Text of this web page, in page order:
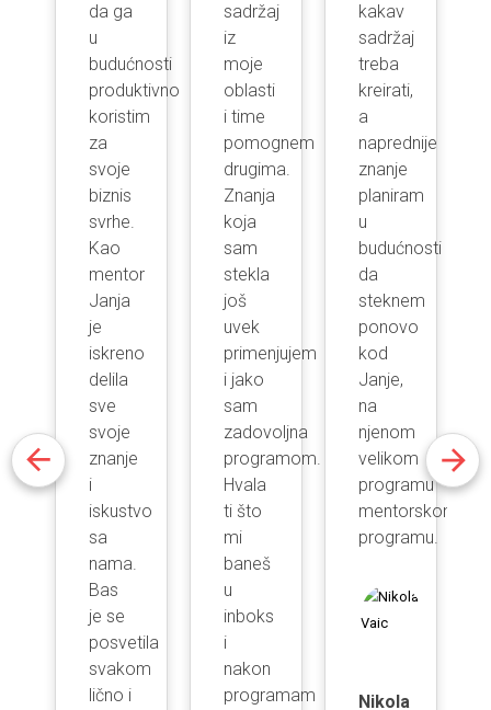
da ga
u
budućnosti
produktivno
koristim
za
svoje
biznis
svrhe.
Kao
mentor
Janja
je
iskreno
delila
sve
svoje
znanje
i
iskustvo
sa
nama.
Bas
je se
posvetila
svakom
lično i
sadržaj
iz
moje
oblasti
i time
pomognem
drugima.
Znanja
koja
sam
stekla
još
uvek
primenjujem
i jako
sam
zadovoljna
programom.
Hvala
ti što
mi
baneš
u
inboks
i
nakon
programam
kakav
sadržaj
treba
kreirati,
a
naprednije
znanje
planiram
u
budućnosti
da
steknem
ponovo
kod
Janje,
na
njenom
velikom
programu
mentorskom
programu.
Nikola